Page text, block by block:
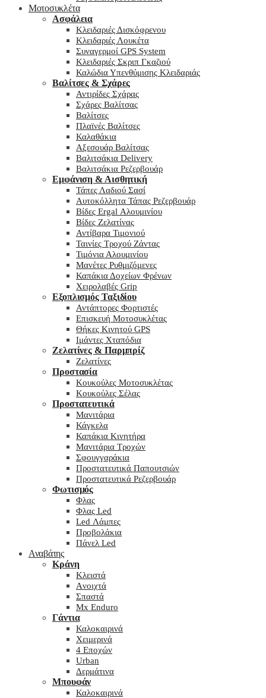
Μοτοσυκλέτα
Ασφάλεια
Κλειδαριές Δισκόφρενου
Κλειδαριές Λουκέτα
Συναγερμοί GPS System
Κλειδαριές Σκριπ Γκαζιού
Καλώδια Υπενθύμισης Κλειδαριάς
Βαλίτσες & Σχάρες
Αντιρίδες Σχάρας
Σχάρες Βαλίτσας
Βαλίτσες
Πλαϊνές Βαλίτσες
Καλαθάκια
Αξεσουάρ Βαλίτσας
Βαλιτσάκια Delivery
Βαλιτσάκια Ρεζερβουάρ
Εμφάνιση & Αισθητική
Τάπες Λαδιού Σασί
Αυτοκόλλητα Τάπας Ρεζερβουάρ
Βίδες Ergal Αλουμινίου
Βίδες Ζελατίνας
Αντίβαρα Τιμονιού
Ταινίες Τροχού Ζάντας
Τιμόνια Αλουμινίου
Μανέτες Ρυθμιζόμενες
Καπάκια Δοχείων Φρένων
Χειρολαβές Grip
Εξοπλισμός Ταξιδίου
Αντάπτορες Φορτιστές
Επισκευή Μοτοσυκλέτας
Θήκες Κινητού GPS
Ιμάντες Χταπόδια
Ζελατίνες & Παρμπρίζ
Ζελατίνες
Προστασία
Κουκούλες Μοτοσυκλέτας
Κουκούλες Σέλας
Προστατευτικά
Μανιτάρια
Κάγκελα
Καπάκια Κινητήρα
Μανιτάρια Τροχών
Σφουγγαράκια
Προστατευτικά Παπουτσιών
Προστατευτικά Ρεζερβουάρ
Φωτισμός
Φλας
Φλας Led
Led Λάμπες
Προβολάκια
Πάνελ Led
Αναβάτης
Κράνη
Kλειστά
Aνοιχτά
Σπαστά
Mx Enduro
Γάντια
Καλοκαιρινά
Χειμερινά
4 Εποχών
Urban
Δερμάτινα
Μπουφάν
Καλοκαιρινά